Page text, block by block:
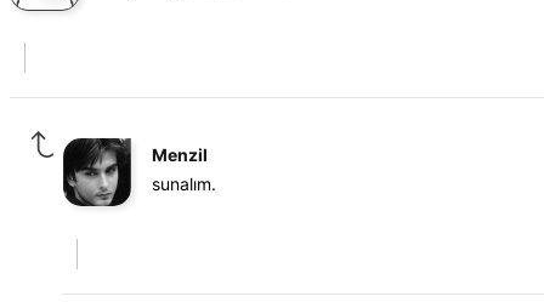
Menzil
sunalım.